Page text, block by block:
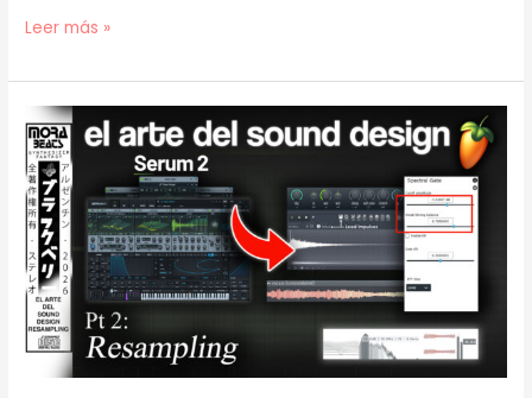
[
]
Cómo
Hacer
Loops
EMOCIONALES
(prod.
mora)
[69]
Leer más »